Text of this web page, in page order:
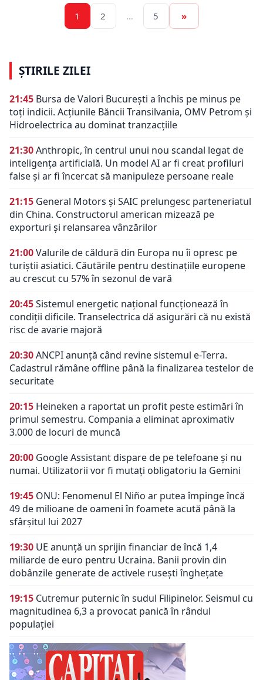
1 2 … 5 »
ȘTIRILE ZILEI
21:45 Bursa de Valori București a închis pe minus pe
toți indicii. Acțiunile Băncii Transilvania, OMV Petrom și
Hidroelectrica au dominat tranzacțiile
21:30Anthropic, în centrul unui nou scandal legat de
inteligența artificială. Un model AI ar fi creat profiluri
false și ar fi încercat să manipuleze persoane reale
21:15 General Motors și SAIC prelungesc parteneriatul
din China. Constructorul american mizează pe
exporturi și relansarea vânzărilor
21:00Valurile de căldură din Europa nu îi opresc pe
turiștii asiatici. Căutările pentru destinațiile europene
au crescut cu 57% în sezonul de vară
20:45Sistemul energetic național funcționează în
condiții dificile. Transelectrica dă asigurări că nu există
risc de avarie majoră
20:30ANCPI anunță când revine sistemul e-Terra.
Cadastrul rămâne offline până la finalizarea testelor de
securitate
20:15 Heineken a raportat un profit peste estimări în
primul semestru. Compania a eliminat aproximativ
3.000 de locuri de muncă
20:00 Google Assistant dispare de pe telefoane și nu
numai. Utilizatorii vor fi mutați obligatoriu la Gemini
19:45 ONU: Fenomenul El Niño ar putea împinge încă
49 de milioane de oameni în foamete acută până la
sfârșitul lui 2027
19:30 UE anunță un sprijin financiar de încă 1,4
miliarde de euro pentru Ucraina. Banii provin din
dobânzile generate de activele rusești înghețate
19:15 Cutremur puternic în sudul Filipinelor. Seismul cu
magnitudinea 6,3 a provocat panică în rândul
populației